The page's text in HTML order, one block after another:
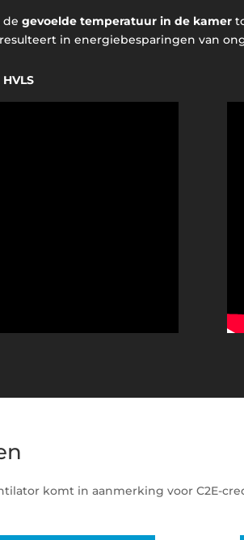
de gevoelde temperatuur in de kamer
in energiebesparingen van
komt in aanmerking voor C2E-